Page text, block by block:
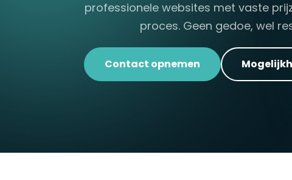
professionele websites met vaste
proces. Geen gedoe, wel
Contact opnemen